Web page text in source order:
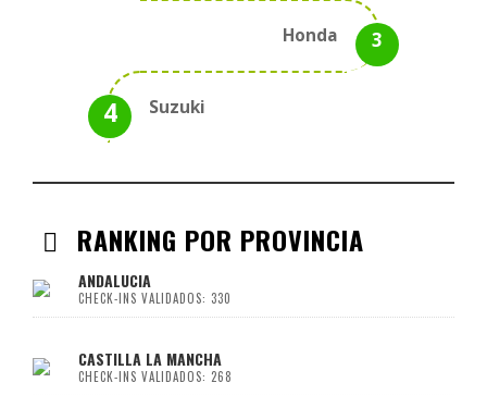
Honda
Suzuki
RANKING POR PROVINCIA
ANDALUCIA
CHECK-INS VALIDADOS: 330
CASTILLA LA MANCHA
CHECK-INS VALIDADOS: 268